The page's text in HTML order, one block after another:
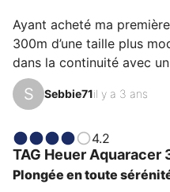
quête d’un garde-temps
avec ces 4…
Ayant acheté ma
300m d’une taille plus
dans la continuité avec
Je me suis tourné tout
leur gamme Aquaracer
Montre très lisible avec
facilement pour une belle
Couronne vissée de
S Sebbie71il y a 3 ans
4.2
TAG Heuer Aquaracer
Plongée en toute